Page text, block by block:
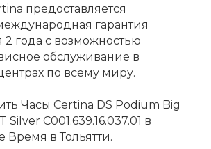
предоставляется
гарантия
2 года с возможностью
обслуживание в
по всему миру.
Часы Certina DS Podium Big
Silver C001.639.16.037.01 в
Время в Тольятти.